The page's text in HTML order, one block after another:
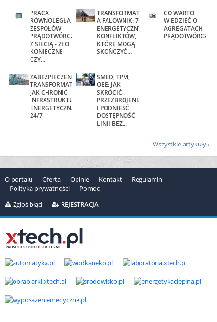
PRACA
RÓWNOLEGŁA
ZESPOŁÓW
PRĄDOTWÓRCZYCH
Z SIECIĄ - ZŁO
KONIECZNE
CZY...
TRANSFORMATOR
A FALOWNIK: 7
ENERGETYCZNYCH
KONFLIKTÓW,
KTÓRE MOGĄ
SKOŃCZYĆ...
CO WARTO
WIEDZIEĆ O
AGREGATACH
ZABEZPIECZENIE
TRANSFORMATORA:
JAK CHRONIĆ
INFRASTRUKTURĘ
ENERGETYCZNĄ
24/7
SMED, TPM,
OEE: JAK
SKRÓCIĆ
PRZEZBROJENIA
I PODNIEŚĆ
DOSTĘPNOŚĆ
LINII BEZ...
Wszystkie artykuły
O portalu Oferta Opinie Kontakt
Regulamin
Polityka prywatności
Pomoc
Zgłoś błąd
REJESTRACJA